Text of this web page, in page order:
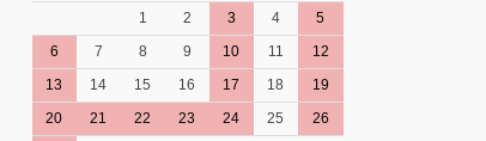
1
2 3 4
5
6
7 8 9 10 11
12
13
14 15 16 17 18
19
20
21 22 23 24 25
26